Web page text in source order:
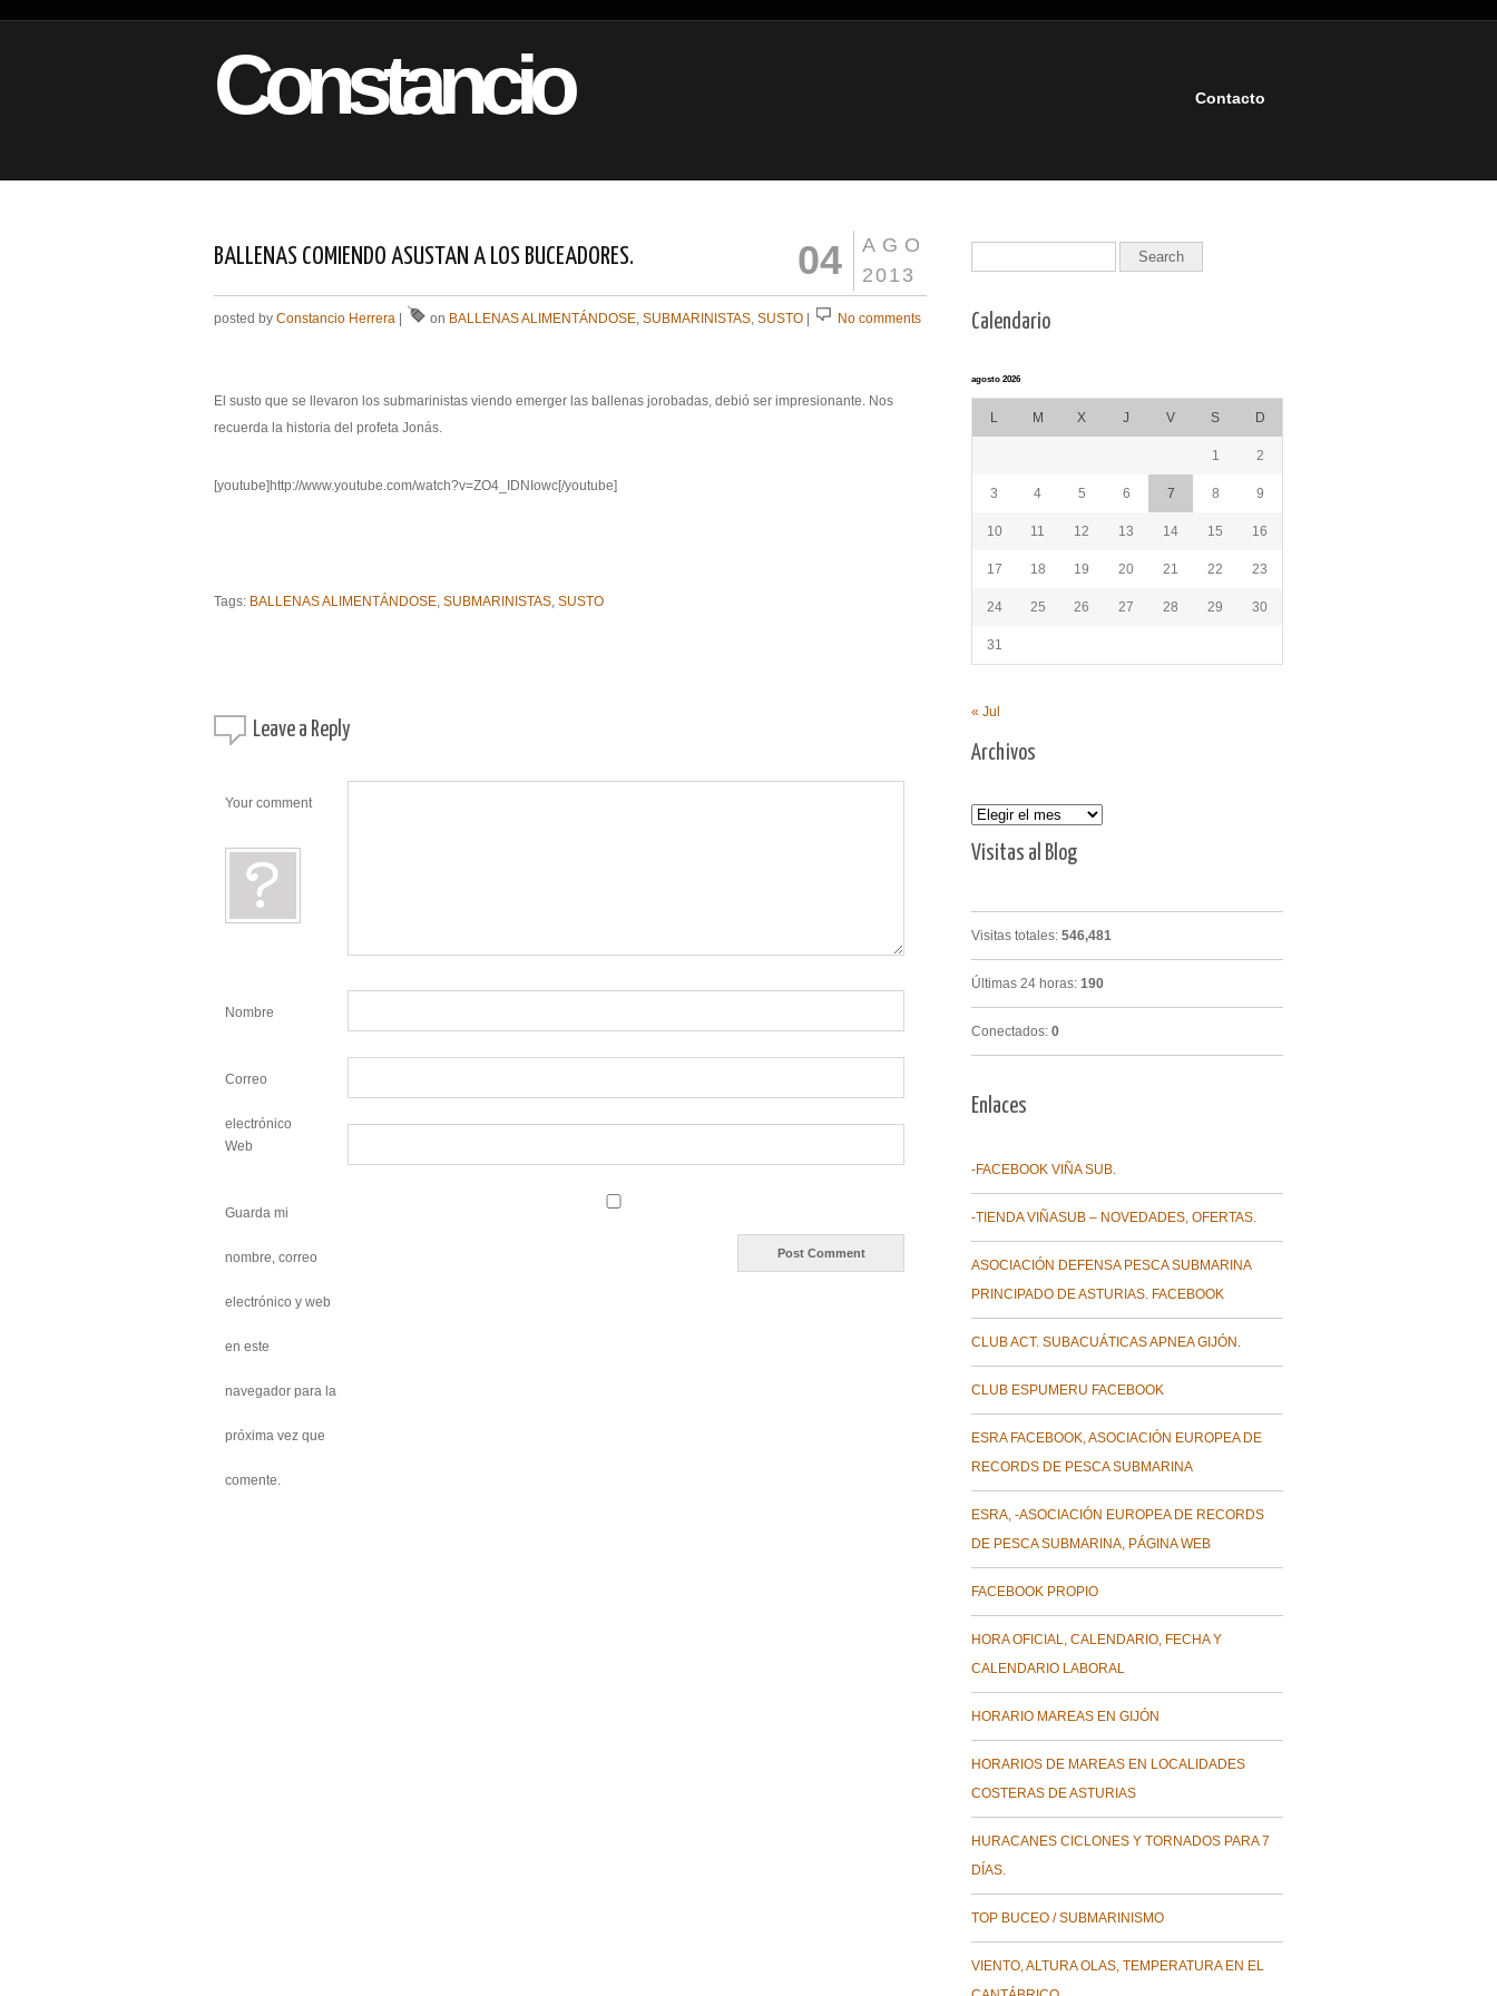
Constancio Contacto
BALLENAS COMIENDO ASUSTAN A LOS BUCEADORES.
AGO
2013
04
posted by Constancio Herrera on BALLENAS ALIMENTÁNDOSE, SUBMARINISTAS, SUSTO No comments
El susto que se llevaron los submarinistas viendo emerger las ballenas jorobadas, debió ser impresionante. Nos
recuerda la historia del profeta Jonás.
[youtube]http://www.youtube.com/watch?v=ZO4_IDNIowc[/youtube]
Tags: BALLENAS ALIMENTÁNDOSE, SUBMARINISTAS, SUSTO
Leave a Reply
Your comment
Nombre
Correo
electrónico
Web
Guarda mi
nombre, correo
electrónico y web
en este
navegador para la
próxima vez que
comente.
Calendario
agosto 2026
L M X J V S D
1 2
3 4 5 6 7 8 9
10 11 12 13 14 15 16
17 18 19 20 21 22 23
24 25 26 27 28 29 30
31
« Jul
Archivos
Archivos
Visitas al Blog
Visitas totales: 546,481
Últimas 24 horas: 190
Conectados: 0
Enlaces
-FACEBOOK VIÑA SUB.
-TIENDA VIÑASUB – NOVEDADES, OFERTAS.
ASOCIACIÓN DEFENSA PESCA SUBMARINA
PRINCIPADO DE ASTURIAS. FACEBOOK
CLUB ACT. SUBACUÁTICAS APNEA GIJÓN.
CLUB ESPUMERU FACEBOOK
ESRA FACEBOOK, ASOCIACIÓN EUROPEA DE
RECORDS DE PESCA SUBMARINA
ESRA, -ASOCIACIÓN EUROPEA DE RECORDS
DE PESCA SUBMARINA, PÁGINA WEB
FACEBOOK PROPIO
HORA OFICIAL, CALENDARIO, FECHA Y
CALENDARIO LABORAL
HORARIO MAREAS EN GIJÓN
HORARIOS DE MAREAS EN LOCALIDADES
COSTERAS DE ASTURIAS
HURACANES CICLONES Y TORNADOS PARA 7
DÍAS.
TOP BUCEO / SUBMARINISMO
VIENTO, ALTURA OLAS, TEMPERATURA EN EL